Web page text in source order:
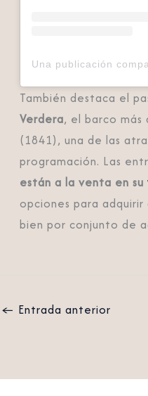
También destaca el
Verdera, el barco
(1841), una de las
programación. Las
están a la venta en su
opciones para
bien por conjunto de
← Entrada anterior